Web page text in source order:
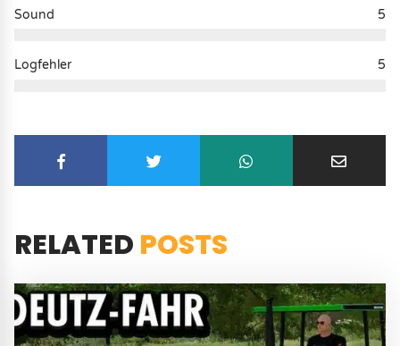
Sound 5
Logfehler 5
RELATED POSTS